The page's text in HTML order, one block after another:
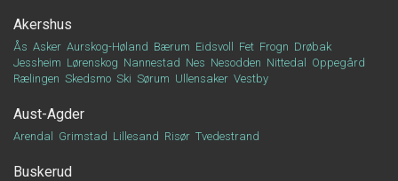
Akershus
Ås Asker Aurskog-Høland Bærum Eidsvoll Fet Frogn Drøbak
Jessheim Lørenskog Nannestad Nes Nesodden Nittedal
Oppegård
Rælingen Skedsmo Ski Sørum Ullensaker Vestby
Aust-Agder
Arendal Grimstad Lillesand Risør Tvedestrand
Buskerud